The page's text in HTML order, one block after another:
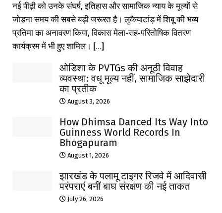
नई पीढ़ी को उनके संघर्ष, इतिहास और सामाजिक न्याय के मूल्यों से
जोड़ना समय की सबसे बड़ी जरूरत है। लुकैयाटांड़ में शिबू की भव्य
प्रतिमा का अनावरण किया, विकास मेला-सह-परितोषिक वितरण
कार्यक्रम में भी हुए शामिल। [...]
ओडिशा के PVTGs की अनूठी विवाह
व्यवस्था: वधू मूल्य नहीं, सामाजिक साझेदारी
का प्रतीक
August 3, 2026
How Dhimsa Danced Its Way Into
Guinness World Records In
Bhogapuram
August 1, 2026
झारखंड के पलामू टाइगर रिजर्व में आदिवासी
परंपराएं बनीं बाघ संरक्षण की नई ताकत
July 26, 2026